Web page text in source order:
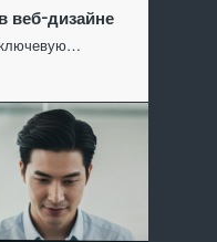
веб-дизайне
ключевую…